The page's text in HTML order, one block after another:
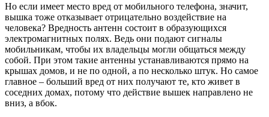
Но если имеет место вред от мобильного телефона, значит,
вышка тоже отказывает отрицательно воздействие на
человека? Вредность антенн состоит в образующихся
электромагнитных полях. Ведь они подают сигналы
мобильникам, чтобы их владельцы могли общаться между
собой. При этом такие антенны устанавливаются прямо на
крышах домов, и не по одной, а по несколько штук. Но самое
главное – больший вред от них получают те, кто живет в
соседних домах, потому что действие вышек направлено не
вниз, а вбок.